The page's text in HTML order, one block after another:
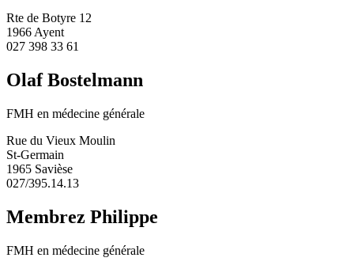
Rte de Botyre 12
1966 Ayent
027 398 33 61
Olaf Bostelmann
FMH en médecine générale
Rue du Vieux Moulin
St-Germain
1965 Savièse
027/395.14.13
Membrez Philippe
FMH en médecine générale